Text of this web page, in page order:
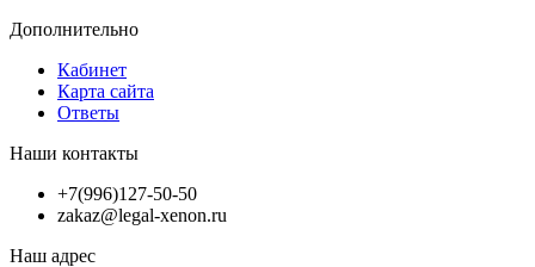
Дополнительно
Кабинет
Карта сайта
Ответы
Наши контакты
+7(996)127-50-50
zakaz@legal-xenon.ru
Наш адрес